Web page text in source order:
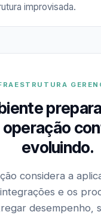
improvisada.
operação
evoluindo.
considera a
e os
desempenho,